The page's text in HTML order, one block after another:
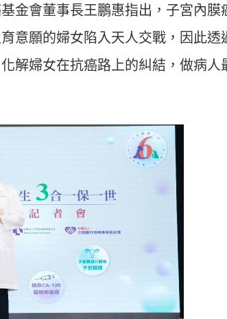
金會董事長王鵬惠指出，子宮內膜
意願的婦女陷入天人交戰，因此透
解婦女在抗癌路上的糾結，做病人